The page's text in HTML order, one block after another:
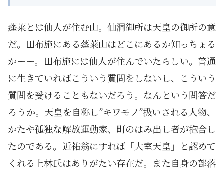
蓬莱とは仙人が住む山。仙洞御所は天皇の御所の意
だ。田布施にある蓬莱山はどこにあるか知っちょる
かーー。田布施には仙人が住んでいたらしい。普通
に生きていればこういう質問をしないし、こういう
質問を受けることもないだろう。なんという問答だ
ろうか。天皇を自称し”キワモノ”扱いされる人物、
かたや孤独な解放運動家、町のはみ出し者が抱合し
たのである。近祐翁にすれば「大室天皇」と認めて
くれる上林氏はありがたい存在だ。また自身の部落